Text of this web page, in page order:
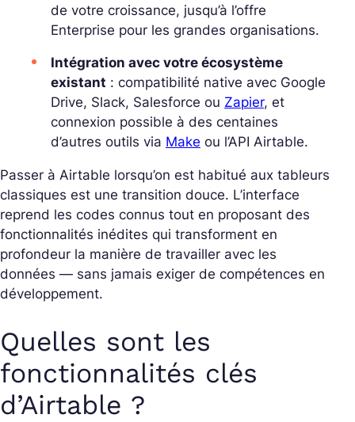
de votre croissance, jusqu’à l’offre
Enterprise pour les grandes organisations.
Intégration avec votre écosystème
existant : compatibilité native avec Google
Drive, Slack, Salesforce ou Zapier, et
connexion possible à des centaines
d’autres outils via Make ou l’API Airtable.
Passer à Airtable lorsqu’on est habitué aux tableurs
classiques est une transition douce. L’interface
reprend les codes connus tout en proposant des
fonctionnalités inédites qui transforment en
profondeur la manière de travailler avec les
données — sans jamais exiger de compétences en
développement.
Quelles sont les
fonctionnalités clés
d’Airtable ?